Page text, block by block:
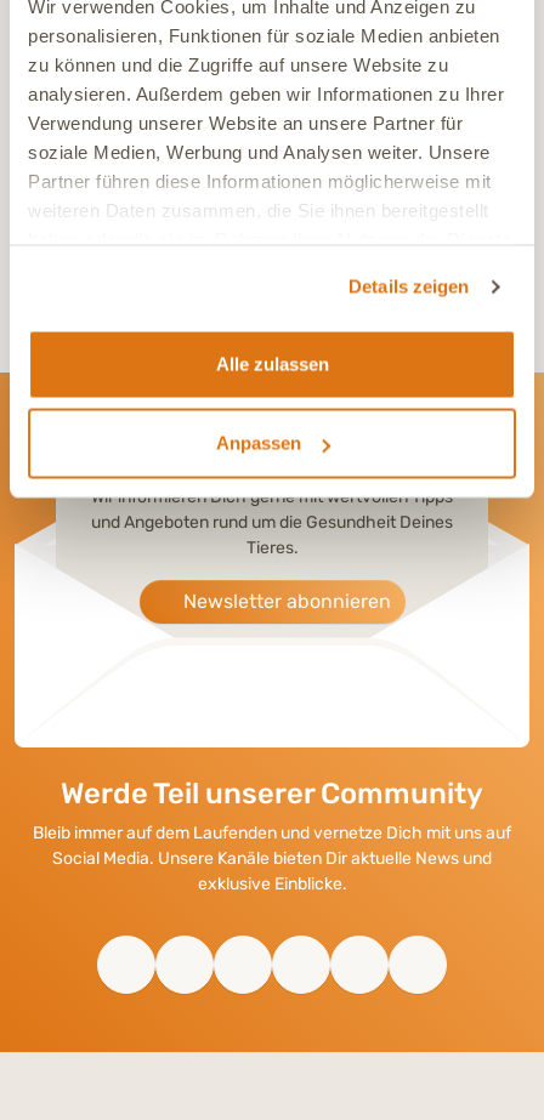
Wir verwenden Cookies, um Inhalte und Anzeigen zu
personalisieren, Funktionen für soziale Medien anbieten
zu können und die Zugriffe auf unsere Website zu
analysieren. Außerdem geben wir Informationen zu Ihrer
Verwendung unserer Website an unsere Partner für
soziale Medien, Werbung und Analysen weiter. Unsere
Partner führen diese Informationen möglicherweise mit
weiteren Daten zusammen, die Sie ihnen bereitgestellt
Details zeigen
Alle zulassen
Anpassen
Haftungsausschluss / Disclaimer: Die Inhalte unserer DGT ACADEMY
dienen ausschließlich zu Informations- und Lernzwecken im Bereich
Tiergesundheit. Sie ersetzennicht die individuelle Beratung,
Diagnose oder Behandlung durch eine:n Tierärzt:inoder andere
qualifizierte Fachpersonen. Bitte zieht im Zweifel immer eine:n
Tierärzt:in hinzu, besonders bei akuten Beschwerden, Unsicherheiten
oder Notfällen. Wir übernehmenkeine Haftung für Schäden oder
Newsletter
Wir informieren Dich gerne mit wertvollen Tipps
und Angeboten rund um die Gesundheit Deines
Tieres.
Newsletter abonnieren
Werde Teil unserer Community
Bleib immer auf dem Laufenden und vernetze Dich mit uns auf
Social Media. Unsere Kanäle bieten Dir aktuelle News und
exklusive Einblicke.